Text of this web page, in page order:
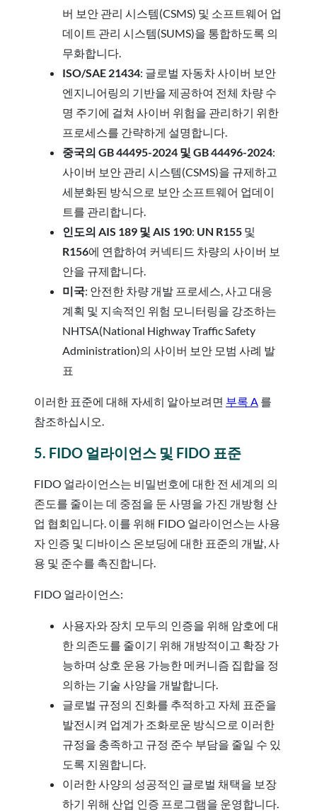
버 보안 관리 시스템(CSMS) 및 소프트웨어 업
데이트 관리 시스템(SUMS)을 통합하도록 의
무화합니다.
ISO/SAE 21434: 글로벌 자동차 사이버 보안
엔지니어링의 기반을 제공하여 전체 차량 수
명 주기에 걸쳐 사이버 위험을 관리하기 위한
프로세스를 간략하게 설명합니다.
중국의 GB 44495-2024 및 GB 44496-2024:
사이버 보안 관리 시스템(CSMS)을 규제하고
세분화된 방식으로 보안 소프트웨어 업데이
트를 관리합니다.
인도의 AIS 189 및 AIS 190: UN R155 및
R156에 연합하여 커넥티드 차량의 사이버 보
안을 규제합니다.
미국: 안전한 차량 개발 프로세스, 사고 대응
계획 및 지속적인 위험 모니터링을 강조하는
NHTSA(National Highway Traffic Safety
Administration)의 사이버 보안 모범 사례 발
표
이러한 표준에 대해 자세히 알아보려면 부록 A 를
참조하십시오.
5. FIDO 얼라이언스 및 FIDO 표준
FIDO 얼라이언스는 비밀번호에 대한 전 세계의 의
존도를 줄이는 데 중점을 둔 사명을 가진 개방형 산
업 협회입니다. 이를 위해 FIDO 얼라이언스는 사용
자 인증 및 디바이스 온보딩에 대한 표준의 개발, 사
용 및 준수를 촉진합니다.
FIDO 얼라이언스:
사용자와 장치 모두의 인증을 위해 암호에 대
한 의존도를 줄이기 위해 개방적이고 확장 가
능하며 상호 운용 가능한 메커니즘 집합을 정
의하는 기술 사양을 개발합니다.
글로벌 규정의 진화를 추적하고 자체 표준을
발전시켜 업계가 조화로운 방식으로 이러한
규정을 충족하고 규정 준수 부담을 줄일 수 있
도록 지원합니다.
이러한 사양의 성공적인 글로벌 채택을 보장
하기 위해 산업 인증 프로그램을 운영합니다.